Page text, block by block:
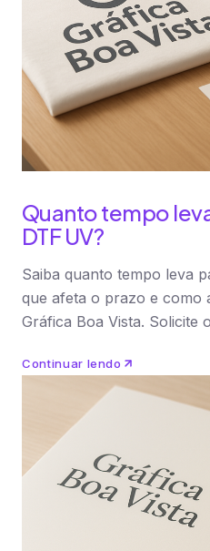
Quanto tempo
DTF UV?
Saiba quanto tempo leva
que afeta o prazo e como
Gráfica Boa Vista. Solicite
Continuar lendo